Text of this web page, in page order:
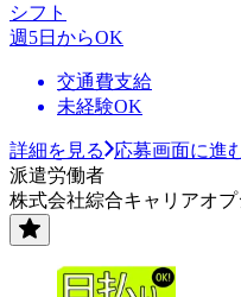
シフト
週5日からOK
交通費支給
未経験OK
詳細を見る
応募画面に進
派遣労働者
株式会社綜合キャリアオ